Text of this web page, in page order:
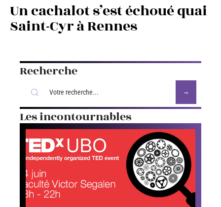
Un cachalot s’est échoué quai
Saint-Cyr à Rennes
Recherche
Les incontournables